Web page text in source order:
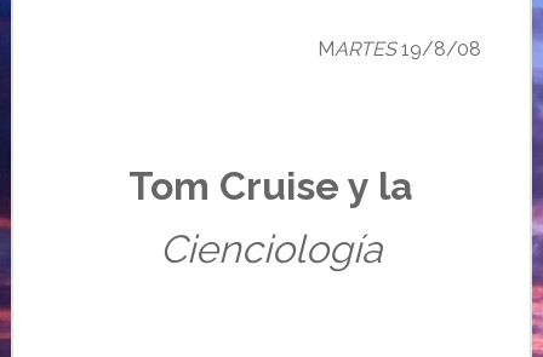
MARTES19/8/08
Tom Cruise y la
Cienciología